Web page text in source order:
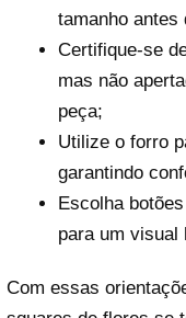
tamanho antes
Certifique-se
mas não
peça;
Utilize o forro
garantindo
Escolha
para um visual
Com essas